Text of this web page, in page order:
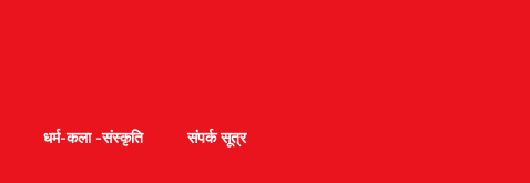
धर्म-कला -संस्कृति
संपर्क सूत्र